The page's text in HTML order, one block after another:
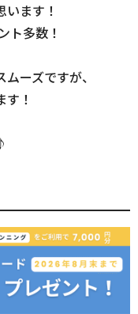
ます！
ト多数！
ーズですが、
！